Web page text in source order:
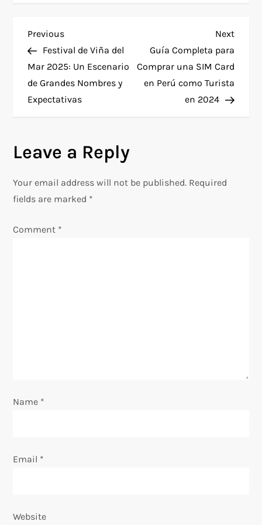
P
o
s
n
a
v
i
n
Previous
Post
Previous
Festival de Viña del
Mar 2025: Un Escenario
de Grandes Nombres y
Expectativas
Next
Post
Next
Guía Completa para
Comprar una SIM Card
en Perú como Turista
en 2024
Leave a Reply
Your email address will not be published. Required
fields are marked *
Comment *
Name *
Email *
Website